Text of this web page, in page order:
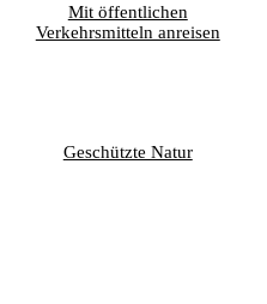
Mit öffentlichen
Verkehrsmitteln anreisen
Geschützte Natur